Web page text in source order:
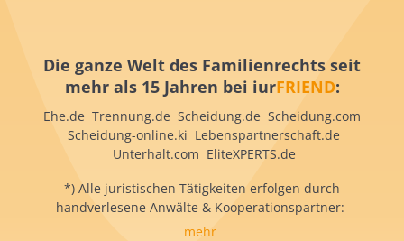
Die ganze Welt des Familienrechts seit
mehr als 15 Jahren bei iurFRIEND:
Ehe.de Trennung.de Scheidung.de Scheidung.com
Scheidung-online.ki Lebenspartnerschaft.de
Unterhalt.com EliteXPERTS.de
*) Alle juristischen Tätigkeiten erfolgen durch
handverlesene Anwälte & Kooperationspartner:
mehr